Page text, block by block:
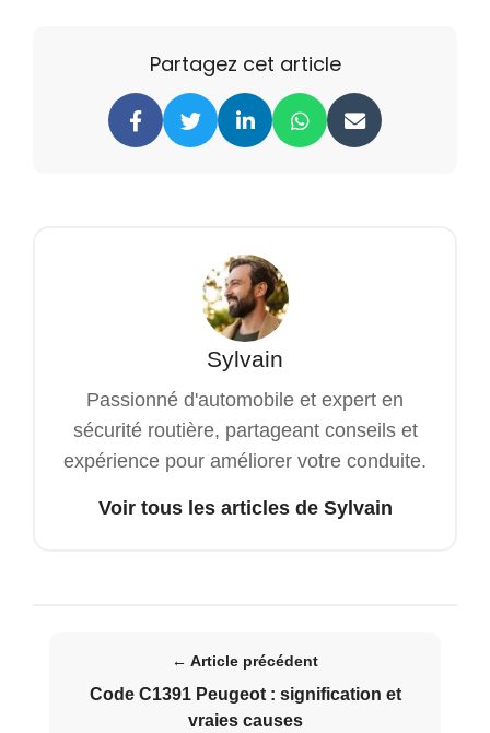
Partagez cet article
Sylvain
Passionné d'automobile et expert en
sécurité routière, partageant conseils et
expérience pour améliorer votre conduite.
Voir tous les articles de Sylvain
← Article précédent
Code C1391 Peugeot : signification et
vraies causes